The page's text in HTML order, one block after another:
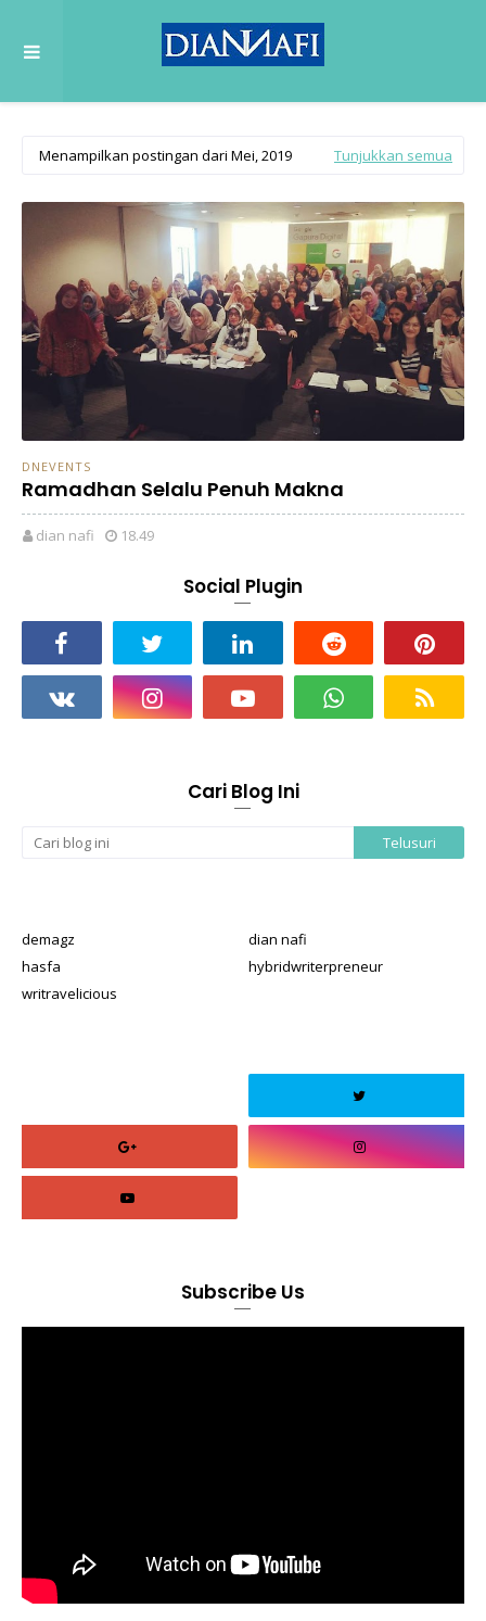
Menampilkan postingan dari Mei, 2019 Tunjukkan semua
DNEVENTS
Ramadhan Selalu Penuh Makna
dian nafi 18.49
Social Plugin
Cari Blog Ini
demagz
dian nafi
hasfa
hybridwriterpreneur
writravelicious
Subscribe Us